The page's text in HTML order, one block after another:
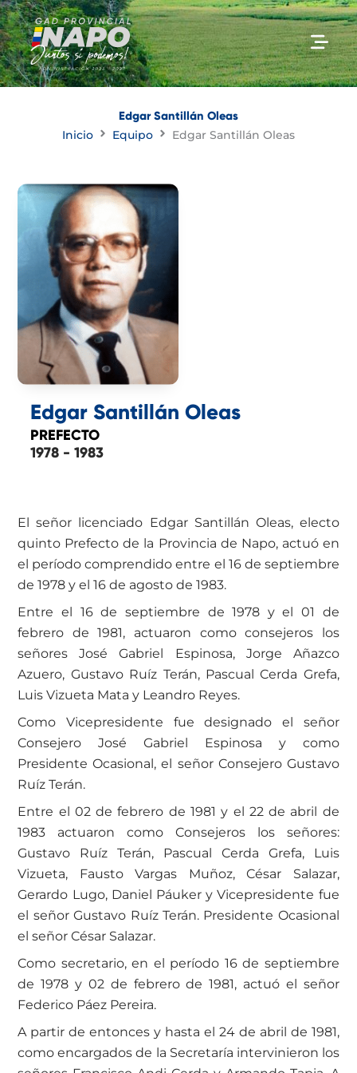
Ir
al
contenido
Edgar Santillán Oleas
Inicio
Equipo Edgar Santillán Oleas
Edgar Santillán Oleas
PREFECTO
1978 - 1983
El señor licenciado Edgar Santillán Oleas, electo
quinto Prefecto de la Provincia de Napo, actuó en
el período comprendido entre el 16 de septiembre
de 1978 y el 16 de agosto de 1983.
Entre el 16 de septiembre de 1978 y el 01 de
febrero de 1981, actuaron como consejeros los
señores José Gabriel Espinosa, Jorge Añazco
Azuero, Gustavo Ruíz Terán, Pascual Cerda Grefa,
Luis Vizueta Mata y Leandro Reyes.
Como Vicepresidente fue designado el señor
Consejero José Gabriel Espinosa y como
Presidente Ocasional, el señor Consejero Gustavo
Ruíz Terán.
Entre el 02 de febrero de 1981 y el 22 de abril de
1983 actuaron como Consejeros los señores:
Gustavo Ruíz Terán, Pascual Cerda Grefa, Luis
Vizueta, Fausto Vargas Muñoz, César Salazar,
Gerardo Lugo, Daniel Páuker y Vicepresidente fue
el señor Gustavo Ruíz Terán. Presidente Ocasional
el señor César Salazar.
Como secretario, en el período 16 de septiembre
de 1978 y 02 de febrero de 1981, actuó el señor
Federico Páez Pereira.
A partir de entonces y hasta el 24 de abril de 1981,
como encargados de la Secretaría intervinieron los